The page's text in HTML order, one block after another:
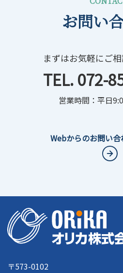
お問い
まずはお気軽にご相
TEL. 072-
営業時間：平日
Webからのお問い合
〒573-0102